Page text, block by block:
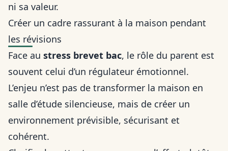
ni sa valeur.
Créer un cadre rassurant à la maison pendant
les révisions
Face au stress brevet bac, le rôle du parent est
souvent celui d’un régulateur émotionnel.
L’enjeu n’est pas de transformer la maison en
salle d’étude silencieuse, mais de créer un
environnement prévisible, sécurisant et
cohérent.